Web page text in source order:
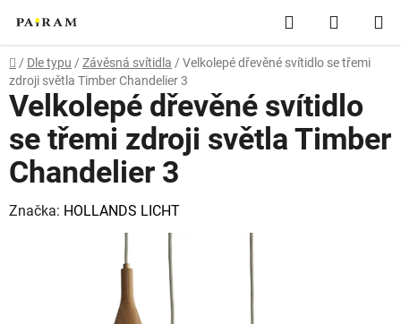
obsah
Hledat
KOŠÍK
Domů
/ Dle typu / Závěsná svítidla / Velkolepé dřevěné svítidlo se třemi
zdroji světla Timber Chandelier 3
Velkolepé dřevěné svítidlo
se třemi zdroji světla Timber
Chandelier 3
Značka: HOLLANDS LICHT